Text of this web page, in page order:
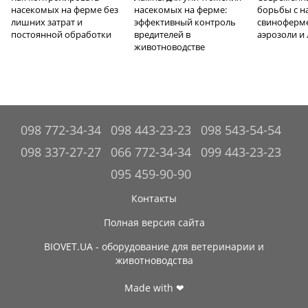
насекомых на ферме без
лишних затрат и
постоянной обработки
насекомых на ферме:
эффективный контроль
вредителей в
животноводстве
борьбы с
аэрозоли
098 772-34-34 098 443-23-23
098 543-54-54
098 337-27-27
066 772-34-34
099 443-23-23
095 459-90-90
Контакты
Полная версия сайта
BIOVET.UA - оборудование для ветеринарии и
животноводства
Made with ❤